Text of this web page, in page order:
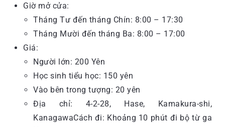
Giờ mở cửa:
Tháng Tư đến tháng Chín: 8:00 – 17:30
Tháng Mười đến tháng Ba: 8:00 – 17:00
Giá:
Người lớn: 200 Yên
Học sinh tiểu học: 150 yên
Vào bên trong tượng: 20 yên
Địa chỉ: 4-2-28, Hase, Kamakura-shi,
KanagawaCách đi: Khoảng 10 phút đi bộ từ ga